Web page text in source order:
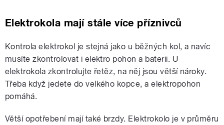
Elektrokola mají stále více příznivců
Kontrola elektrokol je stejná jako u běžných kol, a navíc
musíte zkontrolovat i elektro pohon a baterii. U
elektrokola zkontrolujte řetěz, na něj jsou větší nároky.
Třeba když jedete do velkého kopce, a elektropohon
pomáhá.
Větší opotřebení mají také brzdy. Elektrokolo je v průměru